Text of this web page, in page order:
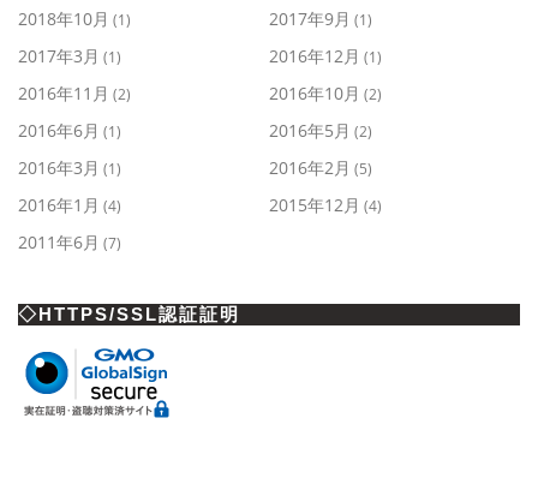
2018年10月 (1) 2017年9月 (1)
2017年3月 (1) 2016年12月 (1)
2016年11月 (2) 2016年10月 (2)
2016年6月 (1) 2016年5月 (2)
2016年3月 (1) 2016年2月 (5)
2016年1月 (4) 2015年12月 (4)
2011年6月 (7)
◇HTTPS/SSL認証証明